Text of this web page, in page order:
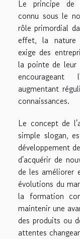
Le principe de
connu sous le
rôle primordial
effet, la nature
exige des
la pointe de leur
augmentant
connaissances.
Le concept de
simple slogan,
développement
d'acquérir de
de les améliorer
évolutions du
la formation
maintenir une
des produits ou
attentes